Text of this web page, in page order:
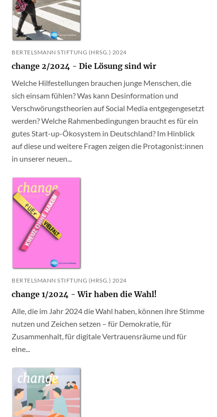
BERTELSMANN STIFTUNG (HRSG.) 2024
change 2/2024 - Die Lösung sind wir
Welche Hilfestellungen brauchen junge Menschen, die
sich einsam fühlen? Was kann Desinformation und
Verschwörungstheorien auf Social Media entgegengesetzt
werden? Welche Rahmenbedingungen braucht es für ein
gutes Start-up-Ökosystem in Deutschland? Im Hinblick
auf diese und weitere Fragen zeigen die Protagonist:innen
in unserer neuen...
BERTELSMANN STIFTUNG (HRSG.) 2024
change 1/2024 - Wir haben die Wahl!
Alle, die im Jahr 2024 die Wahl haben, können ihre Stimme
nutzen und Zeichen setzen – für Demokratie, für
Zusammenhalt, für digitale Vertrauensräume und für
eine...